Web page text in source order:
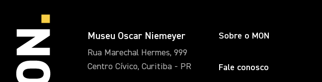
Museu Oscar Niemeyer
Rua Marechal Hermes, 999
Centro Cívico, Curitiba - PR
Sobre o MON
Fale conosco